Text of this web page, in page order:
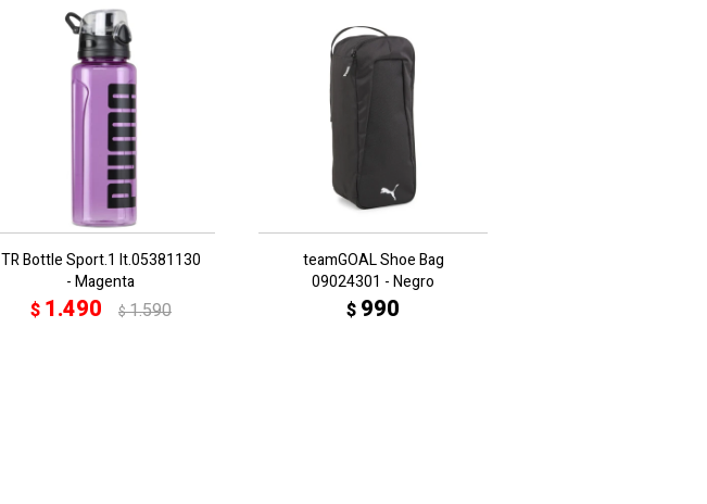
TR Bottle Sport.1 lt.05381130
- Magenta
$ 1.490 $1.590
teamGOAL Shoe Bag
09024301 - Negro
$ 990